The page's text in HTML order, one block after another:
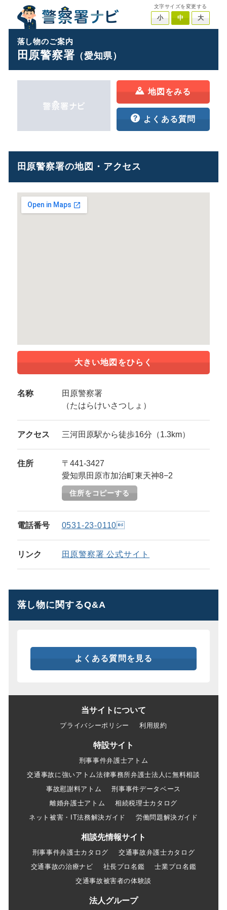
文字サイズを変更する
小 中 大
落し物のご案内
田原警察署（愛知県）
地図をみる
よくある質問
田原警察署の地図・アクセス
大きい地図をひらく
名称
田原警察署
（たはらけいさつしょ）
アクセス 三河田原駅から徒歩16分（1.3km）
住所
〒441-3427
愛知県田原市加治町東天神8−2
住所をコピーする
電話番号 0531-23-0110
リンク 田原警察署 公式サイト
落し物に関するQ&A
よくある質問を見る
当サイトについて
プライバシーポリシー 利用規約
特設サイト
刑事事件弁護士アトム
交通事故に強いアトム法律事務所弁護士法人に無料相談
事故慰謝料アトム
刑事事件データベース
離婚弁護士アトム
相続税理士カタログ
ネット被害・IT法務解決ガイド
労働問題解決ガイド
相談先情報サイト
刑事事件弁護士カタログ
交通事故弁護士カタログ
交通事故の治療ナビ
社長プロ名鑑
士業プロ名鑑
交通事故被害者の体験談
法人グループ